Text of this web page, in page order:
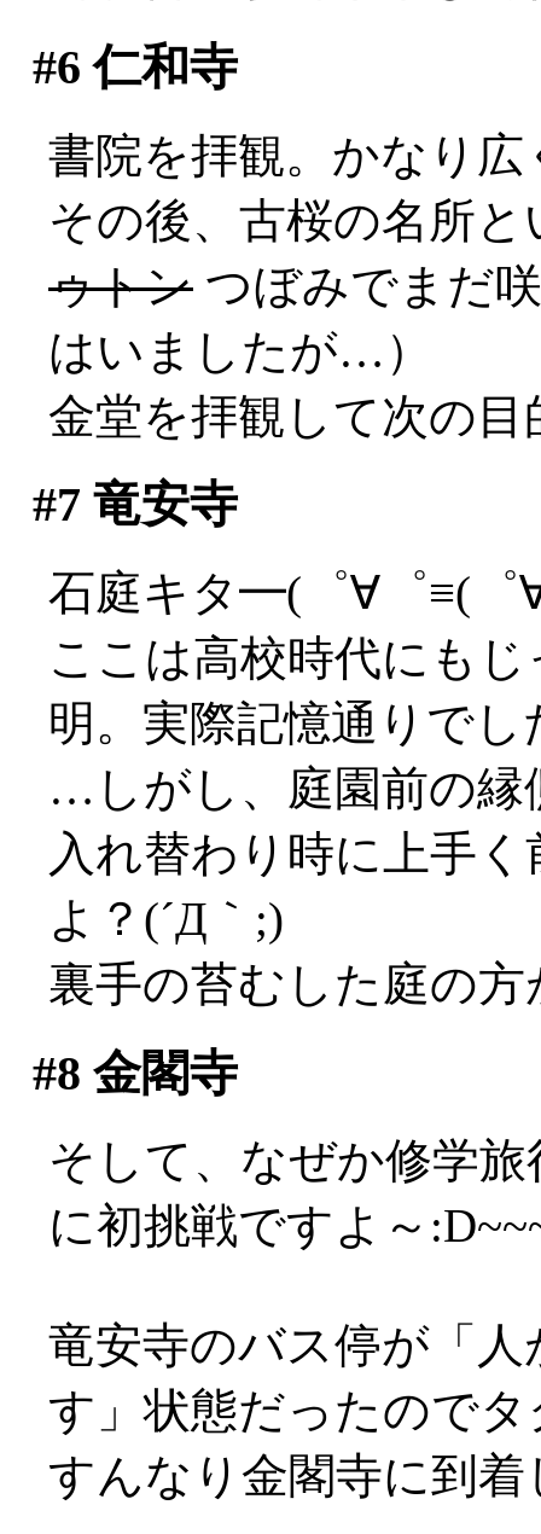
#6 仁和寺
書院を拝観。かなり
その後、古桜の名所
ゥトン つぼみでまだ
はいましたが…）
金堂を拝観して次の目
#7 竜安寺
石庭キタ━(゜∀゜≡(
ここは高校時代にも
明。実際記憶通りでし
…しがし、庭園前の縁
入れ替わり時に上手
よ？(´Д｀;)
裏手の苔むした庭の
#8 金閣寺
そして、なぜか修学
に初挑戦ですよ～
竜安寺のバス停が「
す」状態だったので
すんなり金閣寺に到